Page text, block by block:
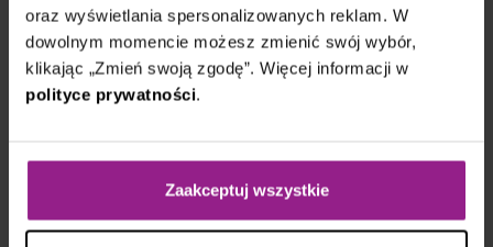
oraz wyświetlania spersonalizowanych reklam. W
dowolnym momencie możesz zmienić swój wybór,
klikając „Zmień swoją zgodę”. Więcej informacji w
polityce prywatności.
Zaakceptuj wszystkie
Zobacz również
Niebywałym atutem firmy jest
budowanie i utrzymywanie dobrych
relacji we współpracy.
Czytaj